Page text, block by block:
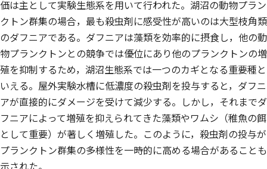
価は主として実験生態系を用いて行われた。湖沼の動物プラン
クトン群集の場合，最も殺虫剤に感受性が高いのは大型枝角類
のダフニアである。ダフニアは藻類を効率的に摂食し，他の動
物プランクトンとの競争では優位にあり他のプランクトンの増
殖を抑制するため，湖沼生態系では一つのカギとなる重要種と
いえる。屋外実験水槽に低濃度の殺虫剤を投与すると，ダフニ
アが直接的にダメージを受けて減少する。しかし，それまでダ
フニアによって増殖を抑えられてきた藻類やワムシ（稚魚の餌
として重要）が著しく増殖した。このように，殺虫剤の投与が
プランクトン群集の多様性を一時的に高める場合があることも
示された。